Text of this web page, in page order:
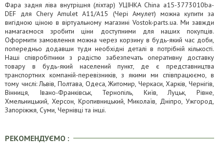
Фара задня ліва внутрішня (ліхтар) УЦІНКА China a15-3773010ba-
DEF для Chery Amulet A11/A15 (Чері Амулет) можна купити за
вигідною ціною в віртуальному магазині Vostok-parts.ua. Ми завжди
намагаємося зробити ціни доступними для наших покупців.
Оформити замовлення можна через корзину в будь-який час доби,
попередньо додавши туди необхідні деталі в потрібній кількості.
Наші співробітники з радістю забезпечать оперативну доставку
товару в будь-який населений пункт, де є представництва
транспортних компаній-перевізників, з якими ми співпрацюємо, в
тому числі: Львів, Полтава, Одеса, Житомир, Черкаси, Харків, Чернігів,
Вінниця, Івано-Франківськ, Тернопіль, Київ, Луцьк, Рівне,
Хмельницький, Херсон, Кропивницький, Миколаїв, Дніпро, Ужгород,
Запоріжжя, Суми, Чернівці та інші.
РЕКОМЕНДУЄМО :